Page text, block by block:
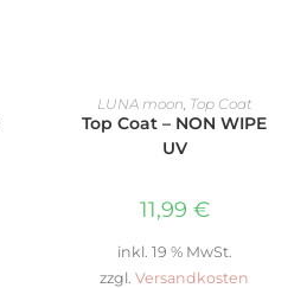
WEITERLESEN
LUNA moon Top Coat
Top Coat – NON WIPE
UV
11,99 €
inkl. 19 % MwSt.
zzgl. Versandkosten